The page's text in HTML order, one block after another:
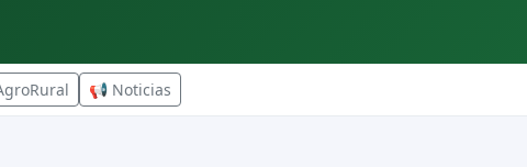
📢 Noticias